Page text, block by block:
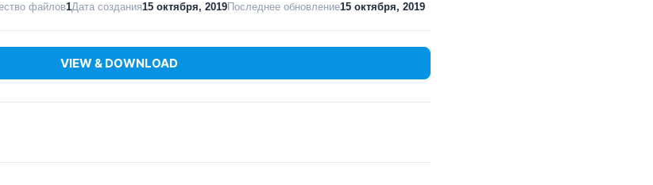
файлов1Дата создания15 октября, 2019Последнее обновление15 октября, 2019
VIEW & DOWNLOAD